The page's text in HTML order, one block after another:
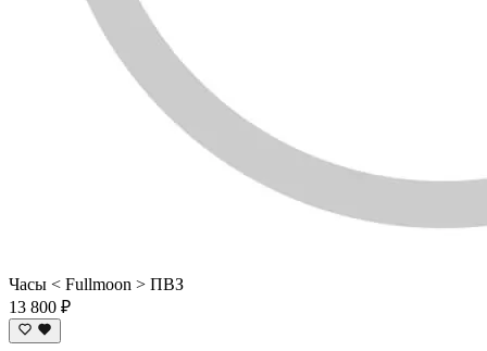
Часы < Fullmoon > ПВЗ
13 800 ₽